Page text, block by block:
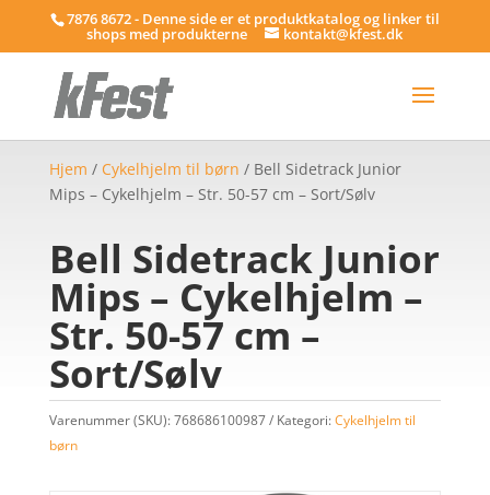
7876 8672 - Denne side er et produktkatalog og linker til
shops med produkterne kontakt@kfest.dk
Hjem / Cykelhjelm til børn / Bell Sidetrack Junior
Mips – Cykelhjelm – Str. 50-57 cm – Sort/Sølv
Bell Sidetrack Junior
Mips – Cykelhjelm –
Str. 50-57 cm –
Sort/Sølv
Varenummer (SKU):768686100987 Kategori:Cykelhjelm til
børn